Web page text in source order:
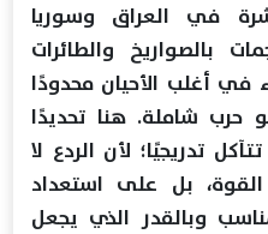
في العراق وسوريا
بالصواريخ والطائرات
في أغلب الأحيان محدودًا
حرب شاملة. هنا تحديدًا
تدريجيًا؛ لأن الردع لا
بل على استعداد
وبالقدر الذي يجعل